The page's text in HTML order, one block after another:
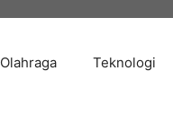
Olahraga Teknologi